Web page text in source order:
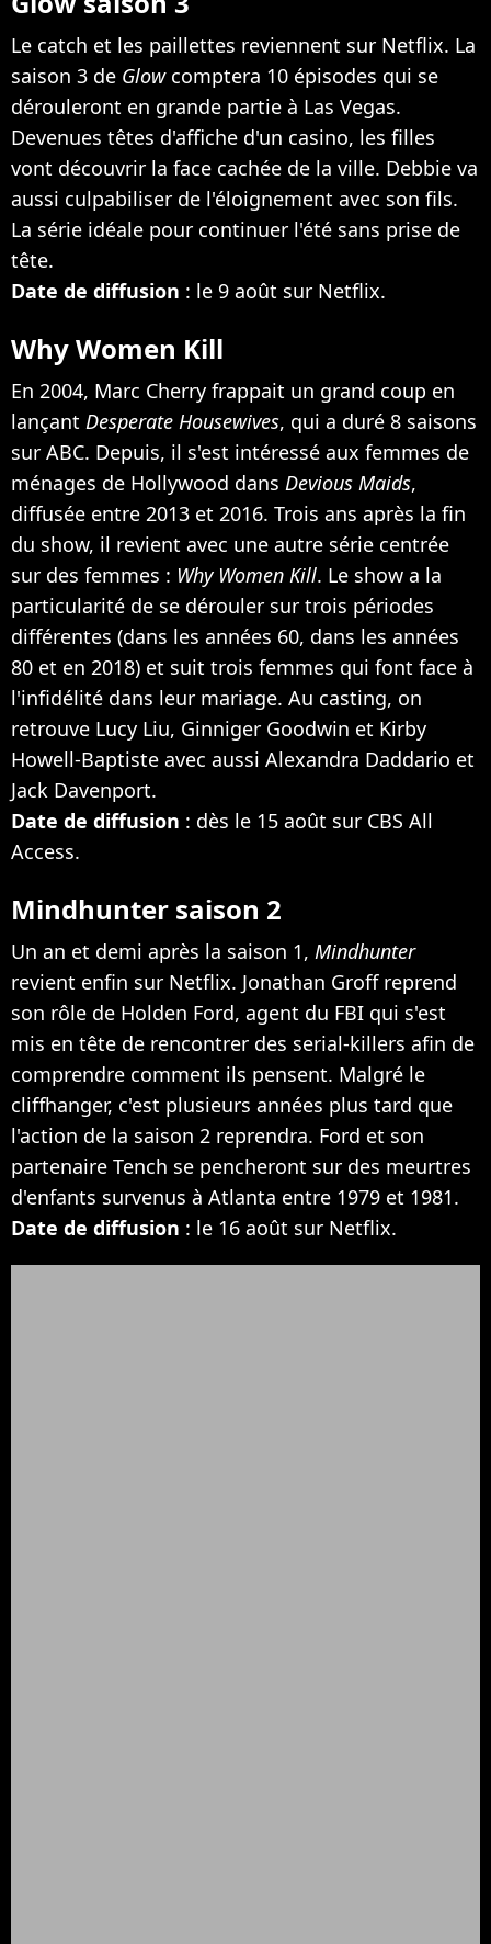
Le catch et les paillettes reviennent sur Netflix. La
saison 3 de Glowcomptera 10 épisodes qui se
dérouleront en grande partie à Las Vegas.
Devenues têtes d'affiche d'un casino, les filles
vont découvrir la face cachée de la ville. Debbie va
aussi culpabiliser de l'éloignement avec son fils.
La série idéale pour continuer l'été sans prise de
tête.
Date de diffusion : le 9 août sur Netflix.
Why Women Kill
En 2004, Marc Cherry frappait un grand coup en
lançant Desperate Housewives, qui a duré 8 saisons
sur ABC. Depuis, il s'est intéressé aux femmes de
ménages de Hollywood dans Devious Maids,
diffusée entre 2013 et 2016. Trois ans après la fin
du show, il revient avec une autre série centrée
sur des femmes : Why Women Kill. Le show a la
particularité de se dérouler sur trois périodes
différentes (dans les années 60, dans les années
80 et en 2018) et suit trois femmes qui font face à
l'infidélité dans leur mariage. Au casting, on
retrouve Lucy Liu, Ginniger Goodwin et Kirby
Howell-Baptiste avec aussi Alexandra Daddario et
Jack Davenport.
Date de diffusion : dès le 15 août sur CBS All
Access.
Mindhunter saison 2
Un an et demi après la saison 1, Mindhunter
revient enfin sur Netflix. Jonathan Groff reprend
son rôle de Holden Ford, agent du FBI qui s'est
mis en tête de rencontrer des serial-killers afin de
comprendre comment ils pensent. Malgré le
cliffhanger, c'est plusieurs années plus tard que
l'action de la saison 2 reprendra. Ford et son
partenaire Tench se pencheront sur des meurtres
d'enfants survenus à Atlanta entre 1979 et 1981.
Date de diffusion : le 16 août sur Netflix.